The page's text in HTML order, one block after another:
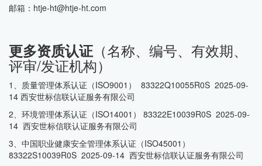
邮箱：htje-ht@htje-ht.com
更多资质认证（名称、编号、有效期、
评审/发证机构）
1、质量管理体系认证（ISO9001） 83322Q10055R0S 2025-09-
14 西安世标信联认证服务有限公司
2、环境管理体系认证（ISO14001） 83322E10039R0S 2025-09-
14 西安世标信联认证服务有限公司
3、中国职业健康安全管理体系认证（ISO45001）
83322S10039R0S 2025-09-14 西安世标信联认证服务有限公司